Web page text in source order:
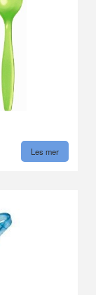
Les mer